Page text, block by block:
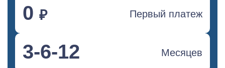
0 ₽ Первый платеж
3-6-12 Месяцев